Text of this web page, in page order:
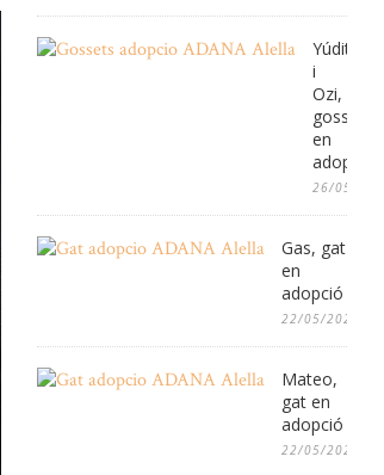
Yúdit
i
Ozi,
gossos
en
adopció
26/05/2026
Gas, gat
en
adopció
22/05/2026
Mateo,
gat en
adopció
22/05/2026